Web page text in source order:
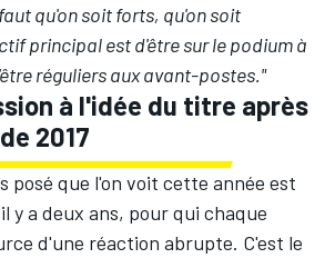
qu'on soit forts, qu'on soit
principal est d'être sur le podium à
réguliers aux avant-postes."
à l'idée du titre après
2017
posé que l'on voit cette année est
y a deux ans, pour qui chaque
d'une réaction abrupte. C'est le